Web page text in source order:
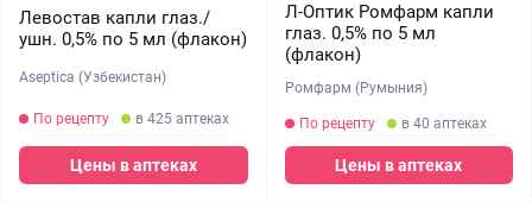
Левостав капли глаз./
ушн. 0,5% по 5 мл (флакон)
Aseptica (Узбекистан)
По рецепту в 425 аптеках
Цены в аптеках
Л-Оптик Ромфарм капли
глаз. 0,5% по 5 мл
(флакон)
Ромфарм (Румыния)
По рецепту в 40 аптеках
Цены в аптеках